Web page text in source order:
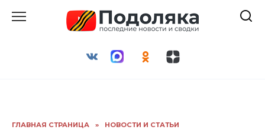
ГЛАВНАЯ СТРАНИЦА » НОВОСТИ И СТАТЬИ